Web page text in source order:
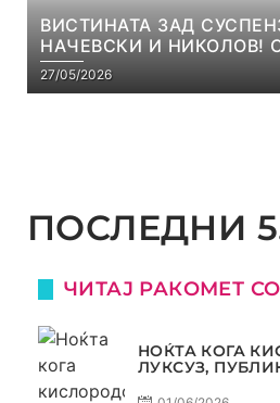
ВИСТИНАТА ЗАД
НАЧЕВСКИ И НИКОЛОВ!
С5Е8
27/05/2026
ПОСЛЕДНИ
ЧИТАЈ РАКОМЕТ
НОЌТА КОГА
ЛУКСУЗ,